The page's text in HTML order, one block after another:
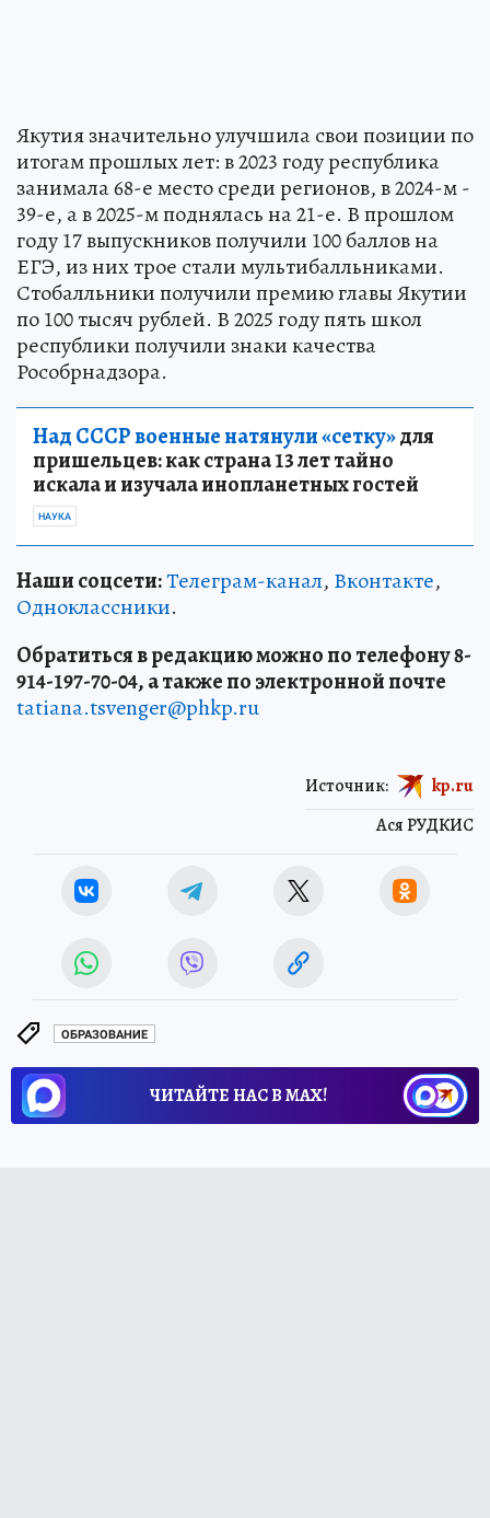
Якутия значительно улучшила свои позиции по
итогам прошлых лет: в 2023 году республика
занимала 68-е место среди регионов, в 2024-м -
39-е, а в 2025-м поднялась на 21-е. В прошлом
году 17 выпускников получили 100 баллов на
ЕГЭ, из них трое стали мультибалльниками.
Стобалльники получили премию главы Якутии
по 100 тысяч рублей. В 2025 году пять школ
республики получили знаки качества
Рособрнадзора.
Над СССР военные натянули «сетку»для
пришельцев: как страна 13 лет тайно
искала и изучала инопланетных гостей
НАУКА
Наши соцсети:Телеграм-канал, Вконтакте,
Одноклассники.
Обратиться в редакцию можно по телефону 8-
914-197-70-04, а также по электронной почте
tatiana.tsvenger@phkp.ru
Ася РУДКИС
Источник: kp.ru
ОБРАЗОВАНИЕ
ЧИТАЙТЕ НАС В МАХ!